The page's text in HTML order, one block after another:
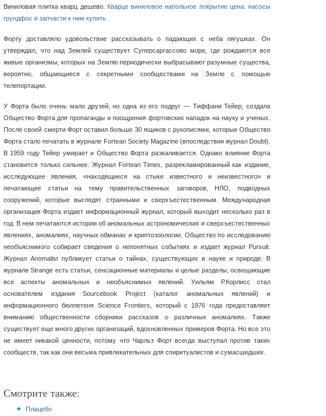
Виниловая плитка кварц дешево. Кварце виниловое напольное покрытие цена.насосы
грундфос и запчасти к ним купить
Форту доставляло удовольствие рассказывать о падающих с неба лягушках. Он
утверждал, что над Землей существует Суперсаргассово море, где рождаются все
живые организмы, которых на Землю периодически выбрасывают разумные существа,
вероятно, общающиеся с секретными сообществами на Земле с помощью
телепортации.
У Форта было очень мало друзей, но одна из его подруг — Тиффани Тейер, создала
Общество Форта для пропаганды и поощрения фортовских нападок на науку и ученых.
После своей смерти Форт оставил больше 30 ящиков с рукописями, которые Общество
Форта стало печатать в журнале Fortean Society Magazine (впоследствии журнал Doubt).
В 1959 году Тейер умирает и Общество Форта разваливается. Однако влияние Форта
становится только сильнее. Журнал Fortean Times, разрекламированный как издание,
исследующее явления, «находящиеся на стыке известного и неизвестного» и
печатающее статьи на тему правительственных заговоров, НЛО, подводных
сооружений, которые выглядят странными и сверхъестественным. Международная
организация Форта издает информационный журнал, который выходит несколько раз в
год. В нем печатаются истории об аномальных астрономических и сверхъестественных
явлениях, аномалиях, научных обманах и криптозоологии. Общество по исследованию
необъяснимого собирает сведения о непонятных событиях и издает журнал Pursuit.
Журнал Anomalist публикует статьи о тайнах, существующих в науке и природе. В
журнале Strange есть статьи, сенсационные материалы и целые разделы, освещающие
все аспекты аномальных и необъяснимых явлений. Уильям Р.Корлисс стал
основателем издания Sourcebook Project (каталог аномальных явлений) и
информационного бюллетеня Science Frontiers, который с 1976 года предоставляет
вниманию общественности сборники рассказов о различных аномалиях. Также
существует еще много других организаций, вдохновленных примеров Форта. Но все это
не имеет никакой ценности, потому что Чарльз Форт всегда выступал против таких
сообществ, так как они весьма привлекательных для спиритуалистов и сумасшедших.
Смотрите также:
Плацебо